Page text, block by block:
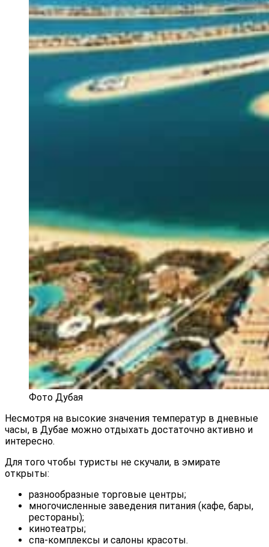
Фото Дубая
Несмотря на высокие значения температур в дневные
часы, в Дубае можно отдыхать достаточно активно и
интересно.
Для того чтобы туристы не скучали, в эмирате
открыты:
разнообразные торговые центры;
многочисленные заведения питания (кафе, бары,
рестораны);
кинотеатры;
спа-комплексы и салоны красоты.